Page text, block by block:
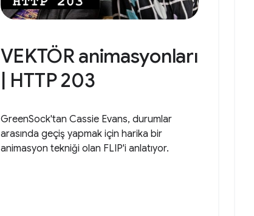
VEKTÖR animasyonları
| HTTP 203
GreenSock'tan Cassie Evans, durumlar
arasında geçiş yapmak için harika bir
animasyon tekniği olan FLIP'i anlatıyor.